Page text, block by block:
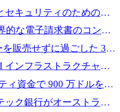
行アクセスをもたらす
セキュリティのためのフ
を構築するために 1,000
を獲得
的な電子請求書のコンプ
るために 131 万ユーロ
販売せずに過ごした 3D
ートアップを紹介しま
インフラストラクチャの
に 2,600 万ドルを調達
ィ資金で 900 万ドルを達
トフォームを開始
ック銀行がオーストラリ